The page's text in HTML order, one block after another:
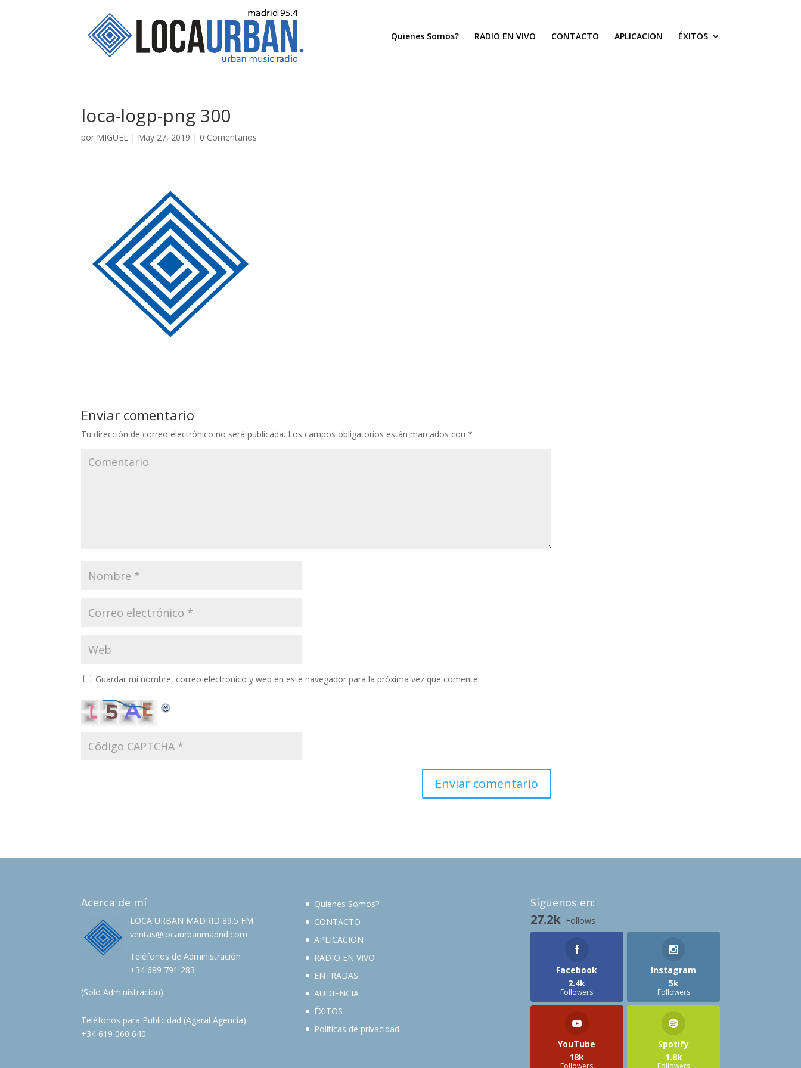
Quienes Somos? RADIO EN VIVO CONTACTO APLICACION ÉXITOS
loca-logp-png 300
por MIGUEL | May 27, 2019 | 0 Comentarios
Enviar comentario
Tu dirección de correo electrónico no será publicada. Los campos obligatorios están marcados con *
Guardar mi nombre, correo electrónico y web en este navegador para la próxima vez que comente.
Acerca de mí
LOCA URBAN MADRID 89.5 FM
ventas@locaurbanmadrid.com
Teléfonos de Administración
+34 689 791 283
(Solo Administración)
Teléfonos para Publicidad (Agaral Agencia)
+34 619 060 640
Quienes Somos?
CONTACTO
APLICACION
RADIO EN VIVO
ENTRADAS
AUDIENCIA
ÉXITOS
Políticas de privacidad
Síguenos en:
27.2k Follows
Facebook
2.4k
Followers
Instagram
5k
Followers
YouTube
18k
Followers
Spotify
1.8k
Followers